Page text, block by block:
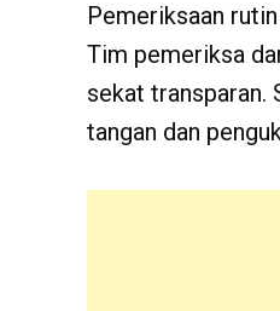
Pemeriksaan
Tim pemeriksa
sekat transparan.
tangan dan